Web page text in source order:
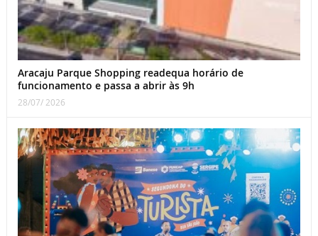
Aracaju Parque Shopping readequa horário de
funcionamento e passa a abrir às 9h
28/07/ 2026